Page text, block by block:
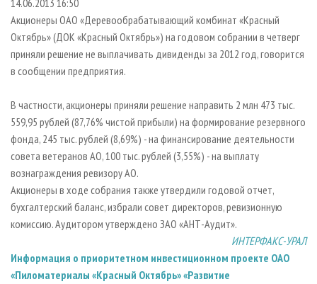
ПРОИЗВОДСТВО ДРЕВЕСНЫХ ПЛИТ
ДЕРЕВЯННОЕ ДОМОСТРОЕНИЕ
ПРОИЗВОДСТВО МЕБЕЛИ
ЦБП
ИНСТРУМЕНТ И МАТЕРИАЛЫ
МОБИЛЬНЫЕ ВЫСТАВКИ
ОФИЦИАЛЬНЫЕ ДЕЛЕГАЦИИ
ПРИОРИТЕТНЫЕ ИНВЕСТПРОЕКТЫ
ГАЗЕТА ЛЕСПРОМФОРУМ
БИБЛИОТЕКА СПЕЦИАЛИСТА
РЕКЛАМА НА САЙТЕ
Акционеры ОАО «Деревообрабатывающий комбинат «Красный
Октябрь» (ДОК «Красный Октябрь») на годовом собрании в четверг
приняли решение не выплачивать дивиденды за 2012 год, говорится
в сообщении предприятия.
В частности, акционеры приняли решение направить 2 млн 473 тыс.
559,95 рублей (87,76% чистой прибыли) на формирование резервного
фонда, 245 тыс. рублей (8,69%) - на финансирование деятельности
совета ветеранов АО, 100 тыс. рублей (3,55%) - на выплату
вознаграждения ревизору АО.
Акционеры в ходе собрания также утвердили годовой отчет,
бухгалтерский баланс, избрали совет директоров, ревизионную
комиссию. Аудитором утверждено ЗАО «АНТ-Аудит».
ИНТЕРФАКС-УРАЛ
Информация о приоритетном инвестиционном проекте ОАО
«Пиломатериалы «Красный Октябрь» «Развитие